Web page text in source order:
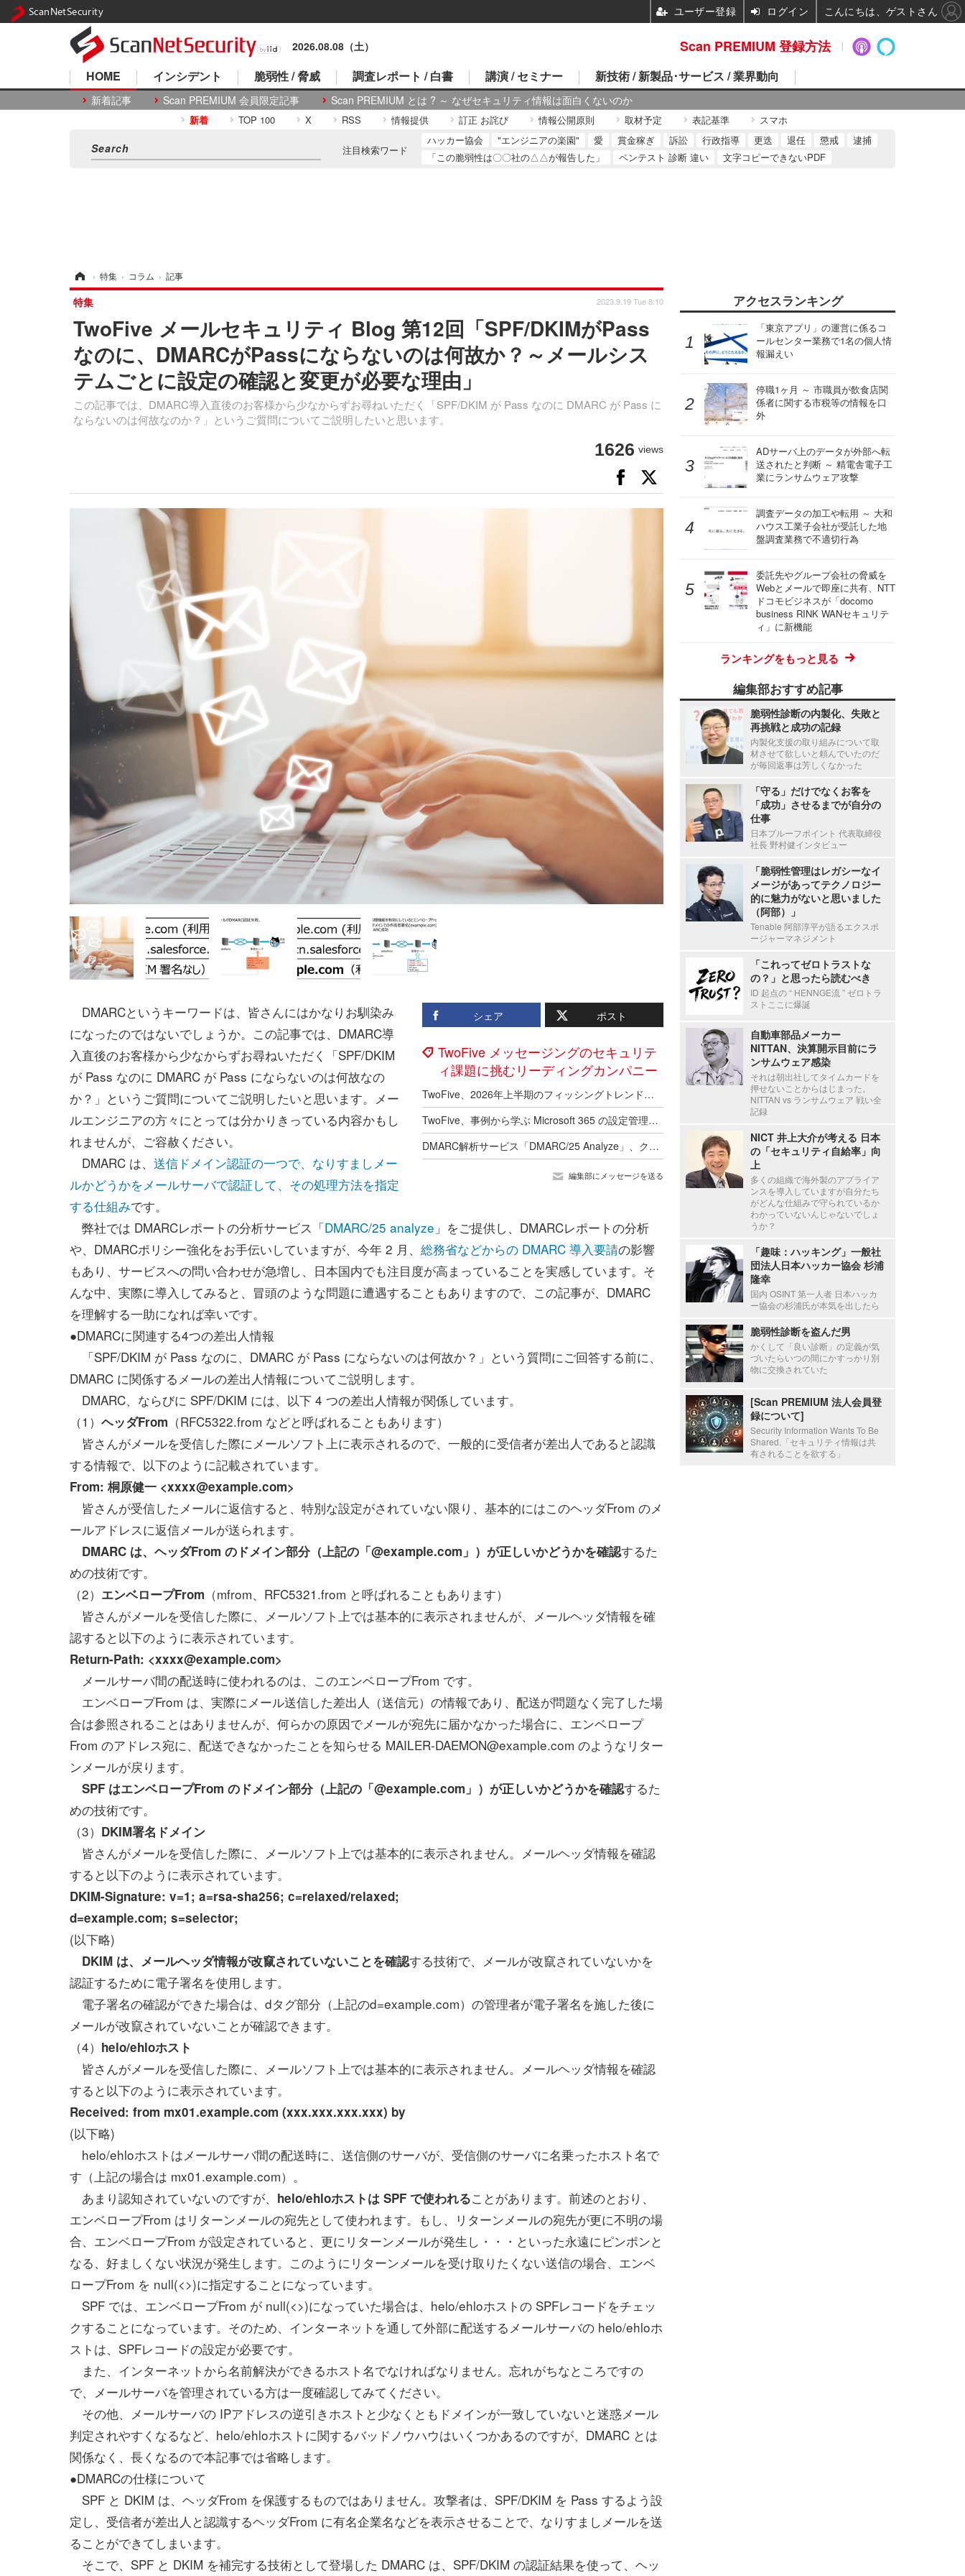
2026.08.08（土）
HOME
新着記事 Scan PREMIUM 会員限定記事 Scan PREMIUM とは ? ～ なぜセキュリティ情報は面白くないのか
インシデント 脆弱性 / 脅威 調査レポート / 白書 講演 / セミナー 新技術 / 新製品･サービス / 業界動向
新着 TOP 100 X RSS 情報提供 訂正 お詫び 情報公開原則 取材予定 表記基準 スマホ
注目検索ワード
ハッカー協会 "エンジニアの楽園" 愛 賞金稼ぎ 訴訟 行政指導 更迭 退任 懲戒
逮捕
「この脆弱性は〇〇社の△△が報告した」
ペンテスト 診断 違い 文字コピーできないPDF
› 特集 › コラム › 記事
TwoFive メールセキュリティ Blog 第12回「SPF/DKIMがPass
なのに、DMARCがPassにならないのは何故か？～メールシス
テムごとに設定の確認と変更が必要な理由」
この記事では、DMARC導入直後のお客様から少なからずお尋ねいただく「SPF/DKIM が Pass なのに DMARC が Pass に
ならないのは何故なのか？」というご質問についてご説明したいと思います。
特集 2023.9.19 Tue 8:10
1626 views
シェア ポスト
TwoFive メッセージングのセキュリテ
ィ課題に挑むリーディングカンパニー
TwoFive、2026年上半期のフィッシングトレンドを公開 ～ Azure の悪用拡大
TwoFive、事例から学ぶ Microsoft 365 の設定管理・脅威検知ウェビナーを7月30日に開催
DMARC解析サービス「DMARC/25 Analyze」、クラウド安全性の国際規格「ISO/IEC 27017」認証を取得
編集部にメッセージを送る
DMARCというキーワードは、皆さんにはかなりお馴染み
になったのではないでしょうか。この記事では、DMARC導
入直後のお客様から少なからずお尋ねいただく「SPF/DKIM
が Pass なのに DMARC が Pass にならないのは何故なの
か？」というご質問についてご説明したいと思います。メー
ルエンジニアの方々にとっては分かりきっている内容かもし
れませんが、ご容赦ください。
DMARC は、 送信ドメイン認証の一つで、なりすましメー
ルかどうかをメールサーバで認証して、その処理方法を指定
する仕組みです。
弊社では DMARCレポートの分析サービス「DMARC/25 analyze 」をご提供し、DMARCレポートの分析
や、DMARCポリシー強化をお手伝いしていますが、今年 2 月、 総務省などからの DMARC 導入要請の影響
もあり、サービスへの問い合わせが急増し、日本国内でも注目度が高まっていることを実感しています。そ
んな中、実際に導入してみると、冒頭のような問題に遭遇することもありますので、この記事が、DMARC
を理解する一助になれば幸いです。
●DMARCに関連する4つの差出人情報
「SPF/DKIM が Pass なのに、DMARC が Pass にならないのは何故か？」という質問にご回答する前に、
DMARC に関係するメールの差出人情報についてご説明します。
DMARC、ならびに SPF/DKIM には、以下 4 つの差出人情報が関係しています。
（1） ヘッダFrom （RFC5322.from などと呼ばれることもあります）
皆さんがメールを受信した際にメールソフト上に表示されるので、一般的に受信者が差出人であると認識
する情報で、以下のように記載されています。
From: 桐原健一 <xxxx@example.com>
皆さんが受信したメールに返信すると、特別な設定がされていない限り、基本的にはこのヘッダFrom のメ
ールアドレスに返信メールが送られます。
DMARC は、ヘッダFrom のドメイン部分（上記の「@example.com」）が正しいかどうかを確認するた
めの技術です。
（2） エンベロープFrom （mfrom、RFC5321.from と呼ばれることもあります）
皆さんがメールを受信した際に、メールソフト上では基本的に表示されませんが、メールヘッダ情報を確
認すると以下のように表示されています。
Return-Path: <xxxx@example.com>
メールサーバ間の配送時に使われるのは、このエンベロープFrom です。
エンベロープFrom は、実際にメール送信した差出人（送信元）の情報であり、配送が問題なく完了した場
合は参照されることはありませんが、何らかの原因でメールが宛先に届かなかった場合に、エンベロープ
From のアドレス宛に、配送できなかったことを知らせる MAILER-DAEMON@example.com のようなリター
ンメールが戻ります。
SPF はエンベロープFrom のドメイン部分（上記の「@example.com」）が正しいかどうかを確認するた
めの技術です。
（3） DKIM署名ドメイン
皆さんがメールを受信した際に、メールソフト上では基本的に表示されません。メールヘッダ情報を確認
すると以下のように表示されています。
DKIM-Signature: v=1; a=rsa-sha256; c=relaxed/relaxed;
d=example.com; s=selector;
(以下略)
DKIM は、メールヘッダ情報が改竄されていないことを確認する技術で、メールが改竄されていないかを
認証するために電子署名を使用します。
電子署名の確認ができた場合は、dタグ部分（上記のd=example.com）の管理者が電子署名を施した後に
メールが改竄されていないことが確認できます。
（4） helo/ehloホスト
皆さんがメールを受信した際に、メールソフト上では基本的に表示されません。メールヘッダ情報を確認
すると以下のように表示されています。
Received: from mx01.example.com (xxx.xxx.xxx.xxx) by
(以下略)
helo/ehloホストはメールサーバ間の配送時に、送信側のサーバが、受信側のサーバに名乗ったホスト名で
す（上記の場合は mx01.example.com）。
あまり認知されていないのですが、 helo/ehloホストは SPF で使われることがあります。前述のとおり、
エンベロープFrom はリターンメールの宛先として使われます。もし、リターンメールの宛先が更に不明の場
合、エンベロープFrom が設定されていると、更にリターンメールが発生し・・・といった永遠にピンポンと
なる、好ましくない状況が発生します。このようにリターンメールを受け取りたくない送信の場合、エンベ
ロープFrom を null(<>)に指定することになっています。
SPF では、エンベロープFrom が null(<>)になっていた場合は、helo/ehloホストの SPFレコードをチェッ
クすることになっています。そのため、インターネットを通して外部に配送するメールサーバの helo/ehloホ
ストは、SPFレコードの設定が必要です。
また、インターネットから名前解決ができるホスト名でなければなりません。忘れがちなところですの
で、メールサーバを管理されている方は一度確認してみてください。
その他、メールサーバの IPアドレスの逆引きホストと少なくともドメインが一致していないと迷惑メール
判定されやすくなるなど、helo/ehloホストに関するバッドノウハウはいくつかあるのですが、DMARC とは
関係なく、長くなるので本記事では省略します。
●DMARCの仕様について
SPF と DKIM は、ヘッダFrom を保護するものではありません。攻撃者は、SPF/DKIM を Pass するよう設
定し、受信者が差出人と認識するヘッダFrom に有名企業名などを表示させることで、なりすましメールを送
ることができてしまいます。
そこで、SPF と DKIM を補完する技術として登場した DMARC は、SPF/DKIM の認証結果を使って、ヘッ
アクセスランキング
「東京アプリ」の運営に係るコ
ールセンター業務で1名の個人情
報漏えい
停職1ヶ月 ～ 市職員が飲食店関
係者に関する市税等の情報を口
外
ADサーバ上のデータが外部へ転
送されたと判断 ～ 精電舎電子工
業にランサムウェア攻撃
調査データの加工や転用 ～ 大和
ハウス工業子会社が受託した地
盤調査業務で不適切行為
委託先やグループ会社の脅威を
Webとメールで即座に共有、NTT
ドコモビジネスが「docomo
business RINK WANセキュリテ
ィ」に新機能
ランキングをもっと見る
編集部おすすめ記事
脆弱性診断の内製化、失敗と
再挑戦と成功の記録
内製化支援の取り組みについて取
材させて欲しいと頼んでいたのだ
が毎回返事は芳しくなかった
「守る」だけでなくお客を
「成功」させるまでが自分の
仕事
日本プルーフポイント 代表取締役
社長 野村健インタビュー
「脆弱性管理はレガシーなイ
メージがあってテクノロジー
的に魅力がないと思いました
（阿部）」
Tenable 阿部淳平が語るエクスポ
ージャーマネジメント
「これってゼロトラストな
の？」と思ったら読むべき
ID 起点の “ HENNGE流 ” ゼロトラ
ストここに爆誕
自動車部品メーカー
NITTAN、決算開示目前にラ
ンサムウェア感染
それは朝出社してタイムカードを
押せないことからはじまった。
NITTAN vs ランサムウェア 戦い全
記録
NICT 井上大介が考える 日本
の「セキュリティ自給率」向
上
多くの組織で海外製のアプライア
ンスを導入していますが自分たち
がどんな仕組みで守られているか
わかっていないんじゃないでしょ
うか？
「趣味：ハッキング」一般社
団法人日本ハッカー協会 杉浦
隆幸
国内 OSINT 第一人者 日本ハッカ
ー協会の杉浦氏が本気を出したら
脆弱性診断を盗んだ男
かくして「良い診断」の定義が気
づいたらいつの間にかすっかり別
物に交換されていた
[Scan PREMIUM 法人会員登
録について]
Security Information Wants To Be
Shared.「セキュリティ情報は共
有されることを欲する」
Scan PREMIUM 登録方法
ScanNetSecurity ユーザー登録 ログイン こんにちは、ゲストさん